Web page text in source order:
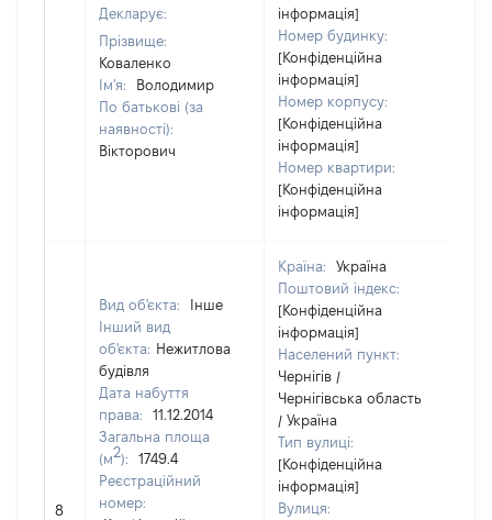
Декларує:
Прізвище:
Коваленко
Ім'я:
Володимир
По батькові (за
наявності):
Вікторович
інформація]
Номер будинку:
[Конфіденційна
інформація]
Номер корпусу:
[Конфіденційна
інформація]
Номер квартири:
[Конфіденційна
інформація]
8
Вид об'єкта:
Інше
Інший вид
об'єкта: Нежитлова
будівля
Дата набуття
права:
11.12.2014
Загальна площа
(м2):
1749.4
Реєстраційний
номер:
Країна:
Україна
Поштовий індекс:
[Конфіденційна
інформація]
Населений пункт:
Чернігів /
Чернігівська область
/ Україна
Тип вулиці:
[Конфіденційна
інформація]
Вулиця: